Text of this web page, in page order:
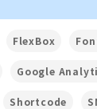
FlexBox
Google
Shortcode